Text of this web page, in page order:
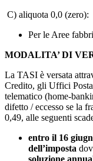
C) aliquota 0,0 (zero):
Per le Aree
MODALITA’ DI
La TASI è versata
Credito, gli Uffici
telematico (home-
difetto / eccesso se la
0,49, alle seguenti
entro il 16
dell’imposta
soluzione